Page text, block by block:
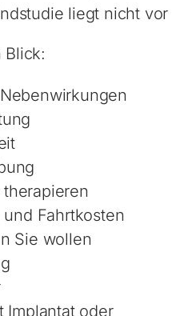
liegt nicht vor
Blick:
Fahrtkosten
Sie wollen
Implantat oder